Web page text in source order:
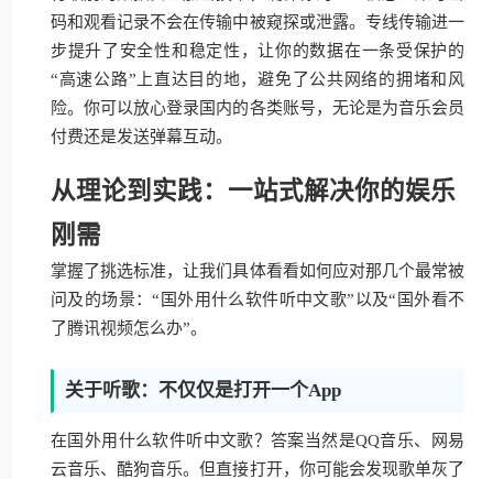
码和观看记录不会在传输中被窥探或泄露。专线传输进一
步提升了安全性和稳定性，让你的数据在一条受保护的
“高速公路”上直达目的地，避免了公共网络的拥堵和风
险。你可以放心登录国内的各类账号，无论是为音乐会员
付费还是发送弹幕互动。
从理论到实践：一站式解决你的娱乐
刚需
掌握了挑选标准，让我们具体看看如何应对那几个最常被
问及的场景：“国外用什么软件听中文歌”以及“国外看不
了腾讯视频怎么办”。
关于听歌：不仅仅是打开一个App
在国外用什么软件听中文歌？答案当然是QQ音乐、网易
云音乐、酷狗音乐。但直接打开，你可能会发现歌单灰了